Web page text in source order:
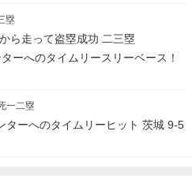
塁
ら走って盗塁成功 二三塁
ーへのタイムリースリーベース！
一二塁
ターへのタイムリーヒット 茨城 9-5